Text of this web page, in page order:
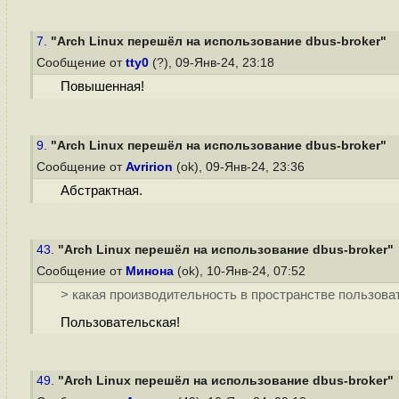
7. "Arch Linux перешёл на использование dbus-broker"
Сообщение от tty0 (?), 09-Янв-24, 23:18
Повышенная!
9. "Arch Linux перешёл на использование dbus-broker"
Сообщение от Avririon (ok), 09-Янв-24, 23:36
Абстрактная.
43. "Arch Linux перешёл на использование dbus-broker"
Сообщение от Минона (ok), 10-Янв-24, 07:52
> какая производительность в пространстве
Пользовательская!
49. "Arch Linux перешёл на использование dbus-broker"